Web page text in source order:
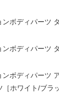
ボディパーツ
ボディパーツ
ボディパーツ
ホワイト/ブラッ